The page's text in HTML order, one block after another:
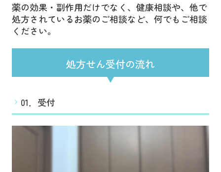
薬の効果・副作用だけでなく、健康相談や、他で
処方されているお薬のご相談など、何でもご相談
ください。
処方せん受付の流れ
01．受付